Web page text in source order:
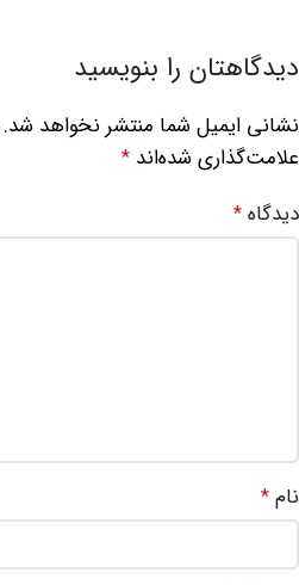
دیدگاهتان را بنویسید
نشانی ایمیل شما منتشر نخواهد شد.
علامت‌گذاری شده‌اند *
دیدگاه *
نام *